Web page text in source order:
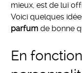
mieux, est de lui
Voici quelques
parfum de bonne
En